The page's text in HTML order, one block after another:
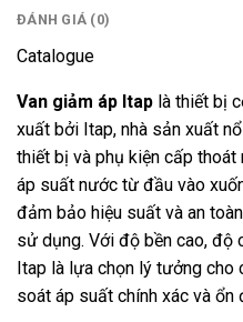
ĐÁNH GIÁ (0)
Catalogue
Van giảm áp Itap là thiết bị
xuất bởi Itap, nhà sản xuất
thiết bị và phụ kiện cấp
áp suất nước từ đầu vào
đảm bảo hiệu suất và an
sử dụng. Với độ bền cao, độ
Itap là lựa chọn lý tưởng cho
soát áp suất chính xác và ổn